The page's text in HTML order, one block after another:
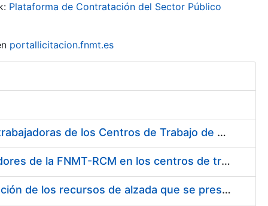
Plataforma de Contratación del Sector Público
portallicitacion.fnmt.es
Suministro de Protectores Auditivos a medida para las personas trabajadoras de los Centros de Trabajo de Madrid y Burgos
Suministro de gafas graduadas antiproyecciones para los trabajadores de la FNMT-RCM en los centros de trabajo de Madrid y Burgos
Servicios de una empresa externa para el asesoramiento y resolución de los recursos de alzada que se presentan relacionados con procesos de selección para la FNMT-RCM